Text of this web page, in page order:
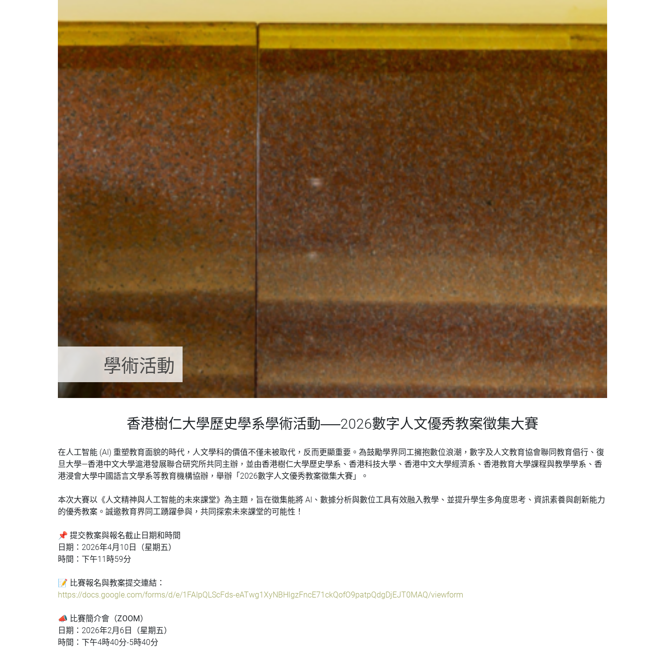
學術活動
香港樹仁大學歷史學系學術活動──2026數字人文優秀教案徵集大賽
在人工智能 (AI) 重塑教育面貌的時代，人文學科的價值不僅未被取代，反而更顯重要。為鼓勵學界同工擁抱數位浪潮，數字及人文教育協會聯同教育倡行、復
旦大學—香港中文大學滬港發展聯合研究所共同主辦，並由香港樹仁大學歷史學系、香港科技大學、香港中文大學經濟系、香港教育大學課程與教學學系、香
港浸會大學中國語言文學系等教育機構協辦，舉辦「2026數字人文優秀教案徵集大賽」。
本次大賽以《人文精神與人工智能的未來課堂》為主題，旨在徵集能將 AI、數據分析與數位工具有效融入教學、並提升學生多角度思考、資訊素養與創新能力
的優秀教案。誠邀教育界同工踴躍參與，共同探索未來課堂的可能性！
📌 提交教案與報名截止日期和時間
日期：2026年4月10日（星期五）
時間：下午11時59分
📝 比賽報名與教案提交連結：
https://docs.google.com/forms/d/e/1FAIpQLScFds-eATwg1XyNBHlgzFncE71ckQofO9patpQdgDjEJT0MAQ/viewform
📣 比賽簡介會（ZOOM）
日期：2026年2月6日（星期五）
時間：下午4時40分-5時40分